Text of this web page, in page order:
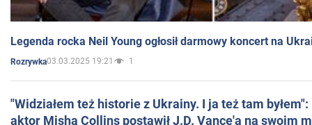
Legenda rocka Neil Young ogłosił darmowy koncert na
Rozrywka03.03.2025 19:21 1
"Widziałem też historie z Ukrainy. I ja też tam
aktor Misha Collins postawił J.D. Vance'a na swoim